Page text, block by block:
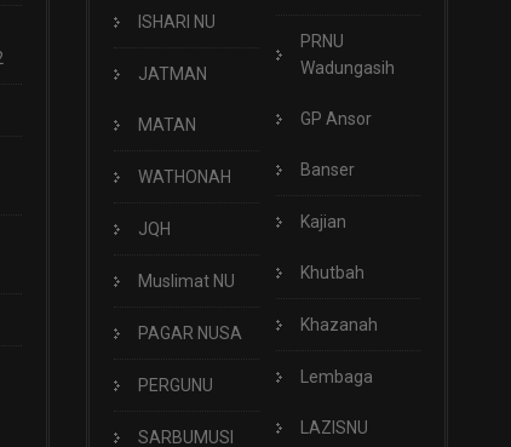
ISHARI NU
JATMAN
MATAN
WATHONAH
JQH
Muslimat NU
PAGAR NUSA
PERGUNU
SARBUMUSI
PRNU
Wadungasih
GP Ansor
Banser
Kajian
Khutbah
Khazanah
Lembaga
LAZISNU